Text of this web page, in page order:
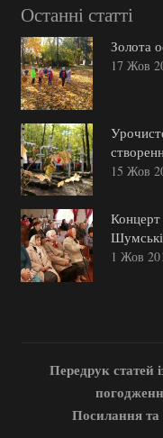
Останні статті
Золота
17 Жов
15 Жов
1 Жов
Передрук статей
Посилання та